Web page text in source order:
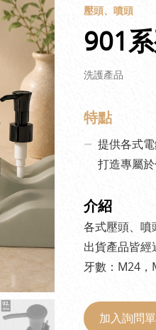
壓頭、噴頭
901
洗護產品
特點
提供各式
打造專屬於
介紹
各式壓頭、
出貨產品皆
牙數：M24，
加入詢問